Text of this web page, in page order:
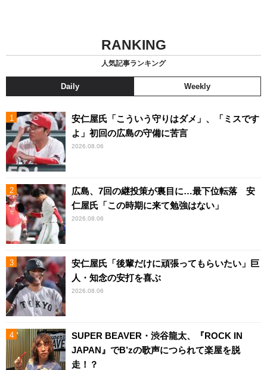
RANKING
人気記事ランキング
Daily Weekly
安仁屋氏「こういう守りはダメ」、「ミスです
よ」初回の広島の守備に苦言
2026.08.06
広島、7回の継投策が裏目に…最下位転落 安
仁屋氏「この時期に来て勉強はない」
2026.08.06
安仁屋氏「後輩だけに頑張ってもらいたい」巨
人・知念の安打を喜ぶ
2026.08.06
SUPER BEAVER・渋谷龍太、『ROCK IN
JAPAN』でB’zの歌声につられて楽屋を脱
走！？